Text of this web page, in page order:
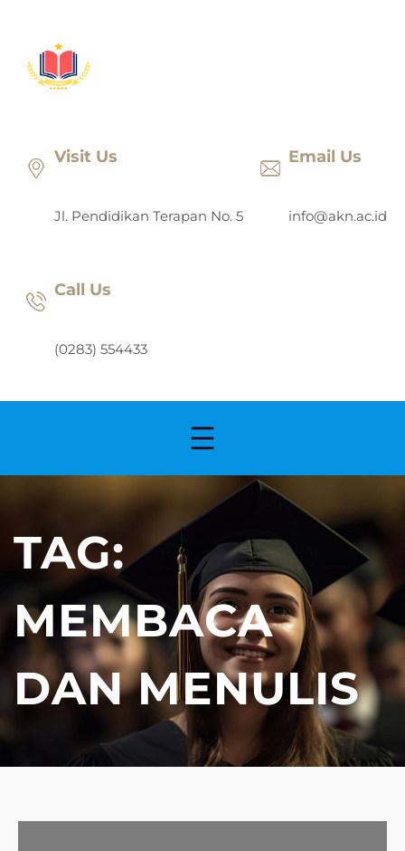
konten
Visit Us
Jl. Pendidikan Terapan No. 5
Email Us
info@akn.ac.id
Call Us
(0283) 554433
TAG:
MEMBACA
DAN MENULIS